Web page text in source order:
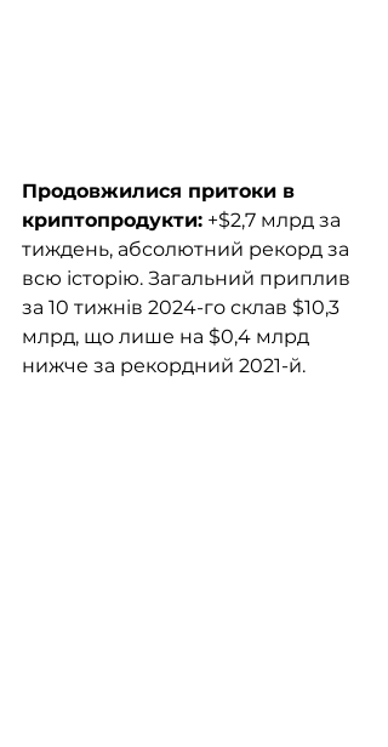
Продовжилися притоки в
криптопродукти: +$2,7 млрд за
тиждень, абсолютний рекорд за
всю історію. Загальний приплив
за 10 тижнів 2024-го склав $10,3
млрд, що лише на $0,4 млрд
нижче за рекордний 2021-й.